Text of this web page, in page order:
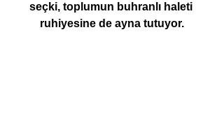
seçki, toplumun buhranlı haleti
ruhiyesine de ayna tutuyor.